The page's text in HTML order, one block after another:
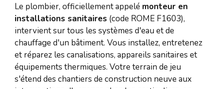
Le plombier, officiellement appelé monteur en
installations sanitaires (code ROME F1603),
intervient sur tous les systèmes d'eau et de
chauffage d'un bâtiment. Vous installez, entretenez
et réparez les canalisations, appareils sanitaires et
équipements thermiques. Votre terrain de jeu
s'étend des chantiers de construction neuve aux